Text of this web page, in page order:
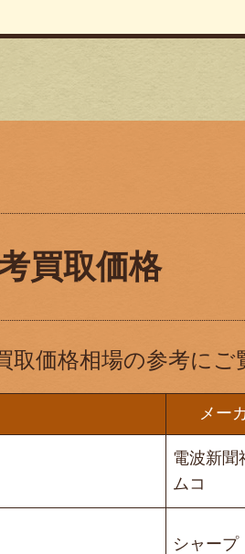
買取価格
価格相場の参考にご
メー
電波新聞
ムコ
シャープ